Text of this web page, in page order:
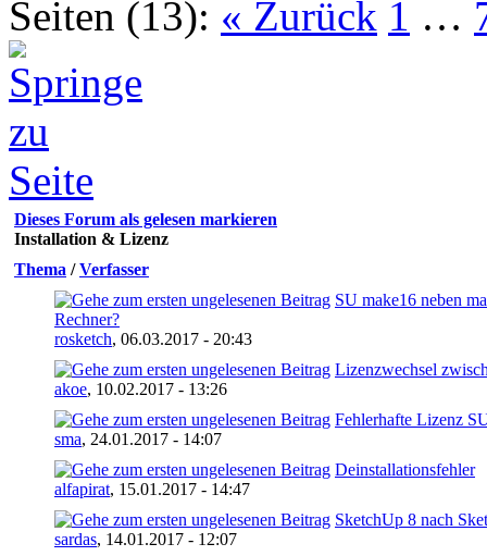
Seiten (13): « Zurück 1 …
Dieses Forum als gelesen markieren
Installation & Lizenz
Thema /Verfasser
SU make16 neben
Rechner?
rosketch, 06.03.2017 - 20:43
Lizenzwechsel
akoe, 10.02.2017 - 13:26
Fehlerhafte Lizenz
sma, 24.01.2017 - 14:07
Deinstallationsfehler
alfapirat, 15.01.2017 - 14:47
SketchUp 8 nach
sardas, 14.01.2017 - 12:07